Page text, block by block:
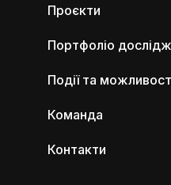
Проєкти
Портфоліо
Події та
Команда
Контакти